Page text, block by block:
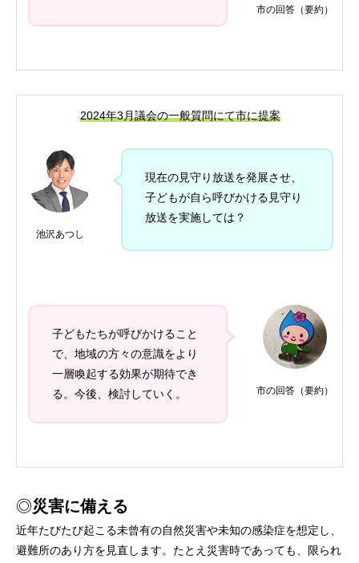
市の回答（要約）
2024年3月議会の一般質問にて市に提案
池沢あつし
現在の見守り放送を発展させ、
子どもが自ら呼びかける見守り
放送を実施しては？
市の回答（要約）
子どもたちが呼びかけること
で、地域の方々の意識をより
一層喚起する効果が期待でき
る。今後、検討していく。
◎災害に備える
近年たびたび起こる未曾有の自然災害や未知の感染症を想定し、
避難所のあり方を見直します。たとえ災害時であっても、限られ